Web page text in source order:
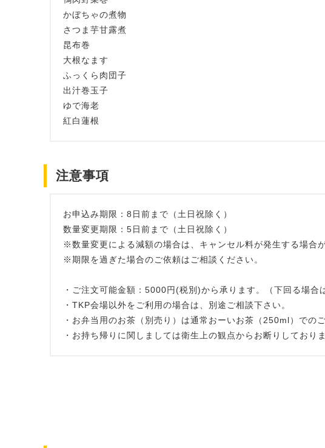
かぼちゃの煮物
さつま芋甘露煮
昆布巻
大根なます
ふっくら肉団子
出汁巻玉子
ゆで海老
紅白蓮根
注意事項
お申込み期限：8日前まで（土日祝除く）
数量変更期限：5日前まで（土日祝除く）
※数量変更による減額の場合は、キャンセル料が発生する場合
※期限を過ぎた場合のご依頼はご相談ください。
・ご注文可能金額：5000円(税別)から承ります。（下回る場
・TKP会場以外をご利用の場合は、別途ご相談下さい。
・お弁当用のお茶（別売り）は通常おーいお茶（250ml）での
・お持ち帰りに関しましては衛生上の観点からお断りしておりま